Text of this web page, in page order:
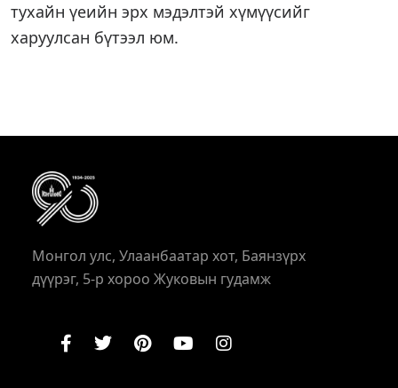
тухайн үеийн эрх мэдэлтэй хүмүүсийг
харуулсан бүтээл юм.
Монгол улс, Улаанбаатар хот, Баянзүрх
дүүрэг, 5-р хороо Жуковын гудамж